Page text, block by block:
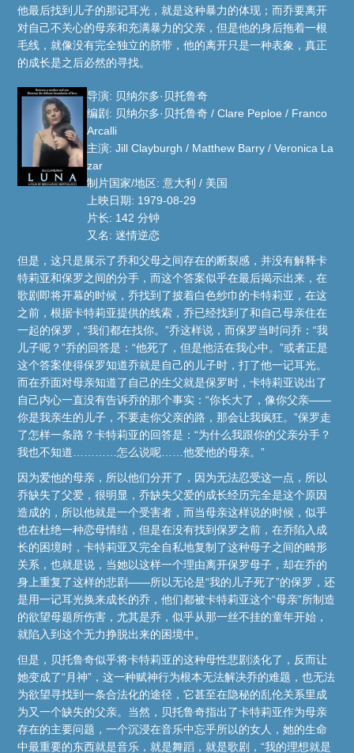
他最后找到儿子的那记耳光，就是这种暴力的体现；而乔要离开
对自己不关心的母亲和充满暴力的父亲，但是他的身后拖着一根
毛线，就像没有完全独立的脐带，他的离开只是一种表象，真正
的成长是之后必然的寻找。
导演: 贝纳尔多·贝托鲁奇
编剧: 贝纳尔多·贝托鲁奇 / Clare Peploe / Franco
Arcalli
主演: Jill Clayburgh / Matthew Barry / Veronica La
zar
制片国家/地区: 意大利 / 美国
上映日期: 1979-08-29
片长: 142 分钟
又名: 迷情逆恋
但是，这只是展示了乔和父母之间存在的断裂感，并没有解释卡
特莉亚和保罗之间的分手，而这个答案似乎在最后揭示出来，在
歌剧即将开幕的时候，乔找到了披着白色纱巾的卡特莉亚，在这
之前，根据卡特莉亚提供的线索，乔已经找到了和自己母亲住在
一起的保罗，“我们都在找你。”乔这样说，而保罗当时问乔：“我
儿子呢？”乔的回答是：“他死了，但是他活在我心中。”或者正是
这个答案使得保罗知道乔就是自己的儿子时，打了他一记耳光。
而在乔面对母亲知道了自己的生父就是保罗时，卡特莉亚说出了
自己内心一直没有告诉乔的那个事实：“你长大了，像你父亲——
你是我亲生的儿子，不要走你父亲的路，那会让我疯狂。”保罗走
了怎样一条路？卡特莉亚的回答是：“为什么我跟你的父亲分手？
我也不知道…………怎么说呢……他爱他的母亲。”
因为爱他的母亲，所以他们分开了，因为无法忍受这一点，所以
乔缺失了父爱，很明显，乔缺失父爱的成长经历完全是这个原因
造成的，所以他就是一个受害者，而当母亲这样说的时候，似乎
也在杜绝一种恋母情结，但是在没有找到保罗之前，在乔陷入成
长的困境时，卡特莉亚又完全自私地复制了这种母子之间的畸形
关系，也就是说，当她以这样一个理由离开保罗母子，却在乔的
身上重复了这样的悲剧——所以无论是“我的儿子死了”的保罗，还
是用一记耳光换来成长的乔，他们都被卡特莉亚这个“母亲”所制造
的欲望母题所伤害，尤其是乔，似乎从那一丝不挂的童年开始，
就陷入到这个无力挣脱出来的困境中。
但是，贝托鲁奇似乎将卡特莉亚的这种母性悲剧淡化了，反而让
她变成了“月神”，这一种赋神行为根本无法解决乔的难题，也无法
为欲望寻找到一条合法化的途径，它甚至在隐秘的乱伦关系里成
为又一个缺失的父亲。当然，贝托鲁奇指出了卡特莉亚作为母亲
存在的主要问题，一个沉浸在音乐中忘乎所以的女人，她的生命
中最重要的东西就是音乐，就是舞蹈，就是歌剧，“我的理想就是